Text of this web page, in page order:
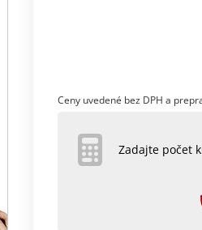
Ceny uvedené bez DPH a
Zadajte počet